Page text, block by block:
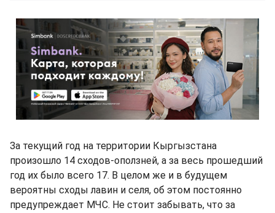
За текущий год на территории Кыргызстана
произошло 14 сходов-оползней, а за весь прошедший
год их было всего 17. В целом же и в будущем
вероятны сходы лавин и селя, об этом постоянно
предупреждает МЧС. Не стоит забывать, что за